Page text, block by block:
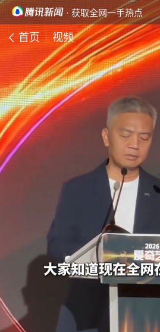
· 获取全网一手热点
首页 视频